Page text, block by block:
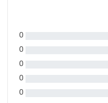
0
0
0
0
0